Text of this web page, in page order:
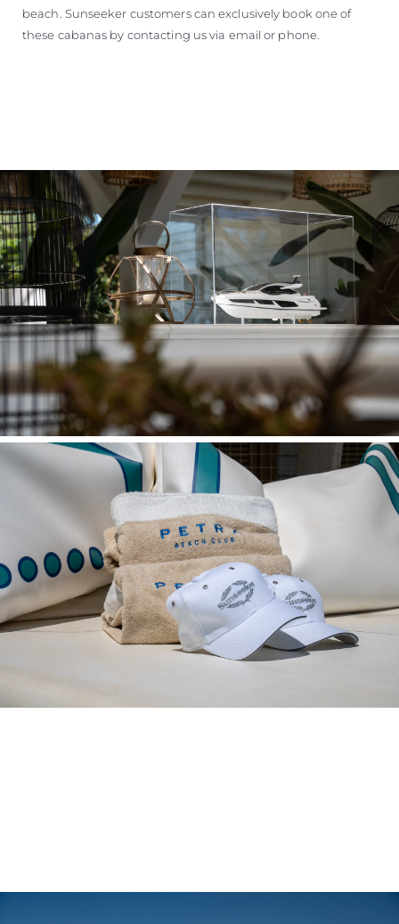
beach. Sunseeker customers can exclusively book one of
these cabanas by contacting us via email or phone.